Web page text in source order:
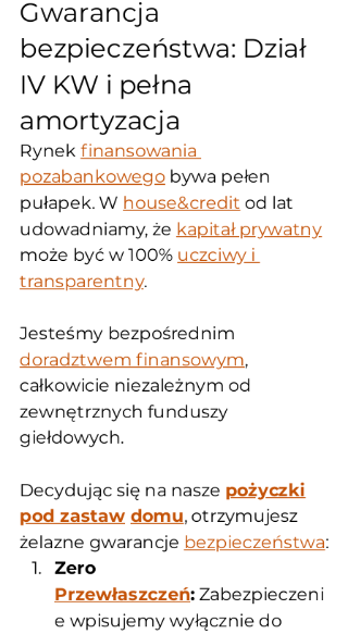
Gwarancja
bezpieczeństwa: Dział
IV KW i pełna
amortyzacja
Rynek finansowania
pozabankowego bywa pełen
pułapek. W house&credit od lat
udowadniamy, że kapitał prywatny
może być w 100% uczciwy i
transparentny.
Jesteśmy bezpośrednim
doradztwem finansowym,
całkowicie niezależnym od
zewnętrznych funduszy
giełdowych.
Decydując się na nasze pożyczki
pod zastaw domu, otrzymujesz
żelazne gwarancje bezpieczeństwa:
Zero
Przewłaszczeń: Zabezpieczeni
e wpisujemy wyłącznie do